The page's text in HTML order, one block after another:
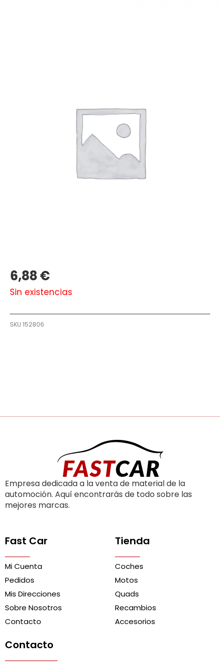
6,88€
Sin existencias
SKU 152806
Empresa dedicada a la venta de material de la
automoción. Aquí encontrarás de todo sobre las
mejores marcas.
Fast Car
Mi Cuenta
Pedidos
Mis Direcciones
Sobre Nosotros
Contacto
Tienda
Coches
Motos
Quads
Recambios
Accesorios
Contacto